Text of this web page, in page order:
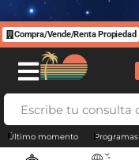
Compra/Vende/Renta Propiedad
Último momento Programas